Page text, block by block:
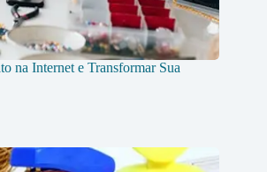
na Internet e Transformar Sua